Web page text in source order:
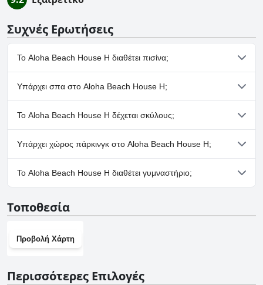
Συχνές Ερωτήσεις
Το Aloha Beach House H διαθέτει πισίνα;
Όχι, το Aloha Beach House H δεν διαθέτει πισίνα.
Υπάρχει σπα στο Aloha Beach House H;
Όχι, το Aloha Beach House H δεν διαθέτει σπα.
Το Aloha Beach House H δέχεται σκύλους;
Όχι, το Aloha Beach House H δεν δέχεται σκύλους.
Υπάρχει χώρος πάρκινγκ στο Aloha Beach House H;
Όχι, δεν υπάρχουν εγκαταστάσεις πάρκινγκ στο Aloha Beach
House H.
Το Aloha Beach House H διαθέτει γυμναστήριο;
Τοποθεσία
Προβολή Χάρτη
Περισσότερες Επιλογές